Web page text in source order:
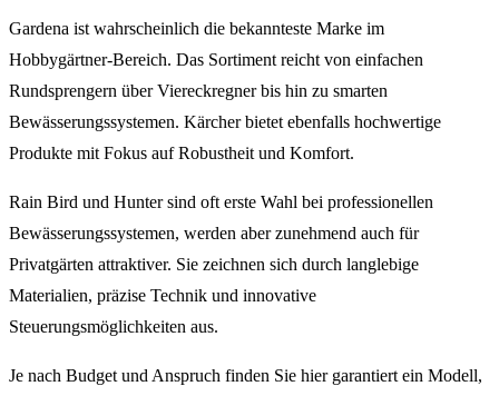
Gardena ist wahrscheinlich die bekannteste Marke im
Hobbygärtner-Bereich. Das Sortiment reicht von einfachen
Rundsprengern über Viereckregner bis hin zu smarten
Bewässerungssystemen. Kärcher bietet ebenfalls hochwertige
Produkte mit Fokus auf Robustheit und Komfort.
Rain Bird und Hunter sind oft erste Wahl bei professionellen
Bewässerungssystemen, werden aber zunehmend auch für
Privatgärten attraktiver. Sie zeichnen sich durch langlebige
Materialien, präzise Technik und innovative
Steuerungsmöglichkeiten aus.
Je nach Budget und Anspruch finden Sie hier garantiert ein Modell,